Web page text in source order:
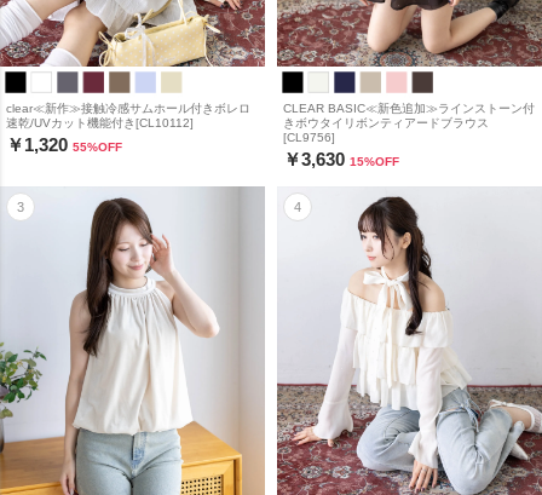
clear≪新作≫接触冷感サムホール付きボレロ
速乾/UVカット機能付き[CL10112]
￥1,320 55%OFF
CLEAR BASIC≪新色追加≫ラインストーン付
きボウタイリボンティアードブラウス
[CL9756]
￥3,630 15%OFF